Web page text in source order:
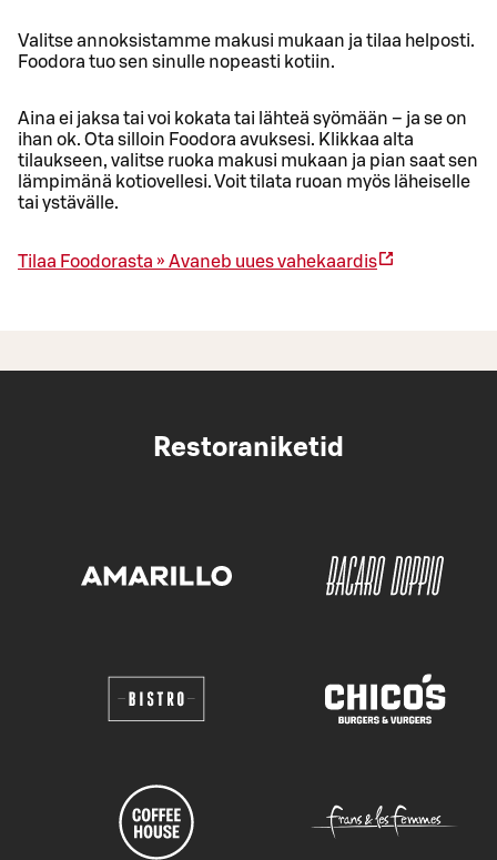
Valitse annoksistamme makusi mukaan ja tilaa helposti.
Foodora tuo sen sinulle nopeasti kotiin.
Aina ei jaksa tai voi kokata tai lähteä syömään – ja se on
ihan ok. Ota silloin Foodora avuksesi. Klikkaa alta
tilaukseen, valitse ruoka makusi mukaan ja pian saat sen
lämpimänä kotiovellesi. Voit tilata ruoan myös läheiselle
tai ystävälle.
Tilaa Foodorasta » Avaneb uues vahekaardis
Restoraniketid